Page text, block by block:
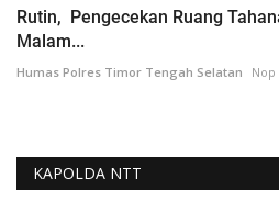
Rutin, Pengecekan Ruang
Malam...
Humas Polres Timor Tengah Selatan Nop
KAPOLDA NTT